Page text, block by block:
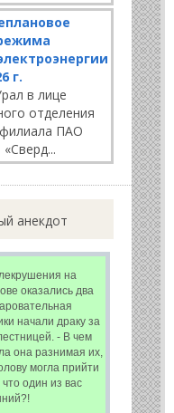
г.
в лице
отделения
ПАО
анекдот
на
оказались два
начали драку за
- В чем
она разнимая их,
могла прийти
один из вас